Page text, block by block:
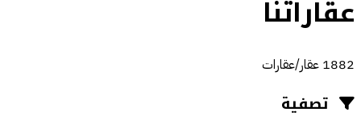
عقاراتنا
1882 عقار/عقارات
تصفية